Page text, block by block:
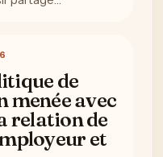
de
menée avec
relation de
et